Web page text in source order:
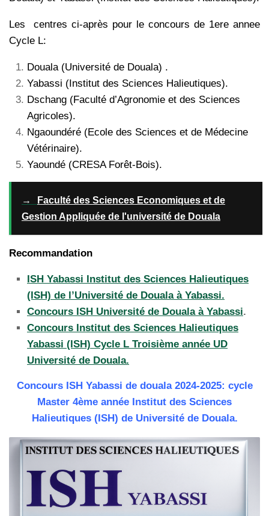
Les
centres ci-après pour le concours de 1ere annee
Cycle L:
Douala (Université de Douala) .
Yabassi (Institut des Sciences Halieutiques).
Dschang (Faculté d’Agronomie et des Sciences
Agricoles).
Ngaoundéré (Ecole des Sciences et de Médecine
Vétérinaire).
Yaoundé (CRESA Forêt-Bois).
→
Faculté des Sciences Economiques et de
Gestion Appliquée de l'université de Douala
Recommandation
ISH Yabassi Institut des Sciences Halieutiques
(ISH) de l’Université de Douala à Yabassi.
Concours ISH Université de Douala à Yabassi.
Concours Institut des Sciences Halieutiques
Yabassi (ISH) Cycle L Troisième année UD
Université de Douala.
Concours ISH Yabassi de douala 2024-2025: cycle
Master 4ème année Institut des Sciences
Halieutiques (ISH) de Université de Douala.